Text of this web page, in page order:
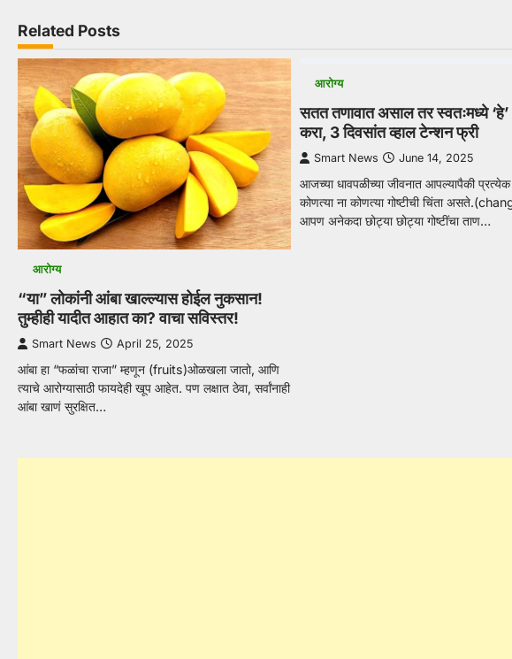
Related Posts
आरोग्य
“या” लोकांनी आंबा खाल्ल्यास होईल नुकसान!
तुम्हीही यादीत आहात का? वाचा सविस्तर!
Smart News April 25, 2025
आंबा हा “फळांचा राजा” म्हणून (fruits)ओळखला जातो, आणि
त्याचे आरोग्यासाठी फायदेही खूप आहेत. पण लक्षात ठेवा, सर्वांनाही
आंबा खाणं सुरक्षित…
आरोग्य
सतत तणावात असाल तर स्वतःमध्ये
करा, 3 दिवसांत व्हाल टेन्शन फ्री
Smart News June 14, 2025
आजच्या धावपळीच्या जीवनात आपल्यापैकी प्रत्येक
कोणत्या ना कोणत्या गोष्टीची चिंता
आपण अनेकदा छोट्या छोट्या गोष्टींचा ताण…